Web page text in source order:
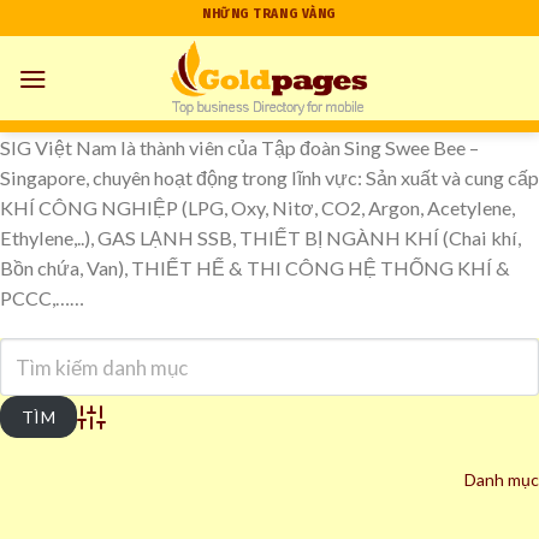
to
content
NHỮNG TRANG VÀNG
SIG Việt Nam là thành viên của Tập đoàn Sing Swee Bee –
Singapore, chuyên hoạt động trong lĩnh vực: Sản xuất và cung cấp
KHÍ CÔNG NGHIỆP (LPG, Oxy, Nitơ, CO2, Argon, Acetylene,
Ethylene,..), GAS LẠNH SSB, THIẾT BỊ NGÀNH KHÍ (Chai khí,
Bồn chứa, Van), THIẾT HẾ & THI CÔNG HỆ THỐNG KHÍ &
PCCC,……
Advanced Search
Danh mục